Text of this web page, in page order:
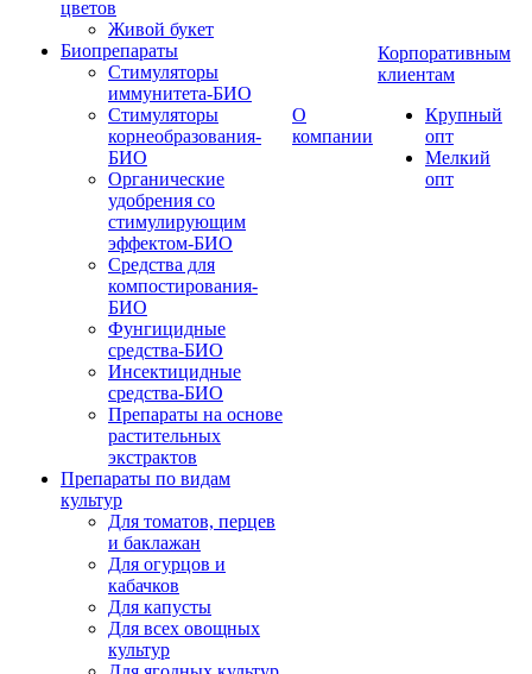
цветов
Живой букет
Биопрепараты
Стимуляторы
иммунитета-БИО
Стимуляторы
корнеобразования-
БИО
Органические
удобрения со
стимулирующим
эффектом-БИО
Средства для
компостирования-
БИО
Фунгицидные
средства-БИО
Инсектицидные
средства-БИО
Препараты на основе
растительных
экстрактов
Препараты по видам
культур
Для томатов, перцев
и баклажан
Для огурцов и
кабачков
Для капусты
Для всех овощных
культур
О
компании
Корпоративным
клиентам
Крупный
опт
Мелкий
опт